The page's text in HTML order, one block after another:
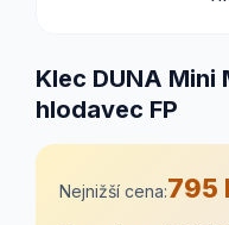
Klec DUNA
hlodavec FP
Nejnižší cena:795